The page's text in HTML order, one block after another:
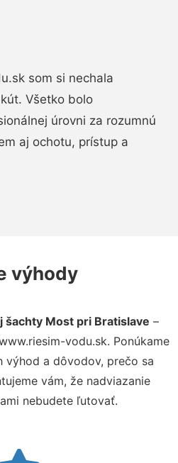
som si nechala
Všetko bolo
úrovni za rozumnú
aj ochotu, prístup a
výhody
šachty Most pri Bratislave –
vodu.sk. Ponúkame
výhod a dôvodov, prečo sa
vám, že nadviazanie
nebudete ľutovať.